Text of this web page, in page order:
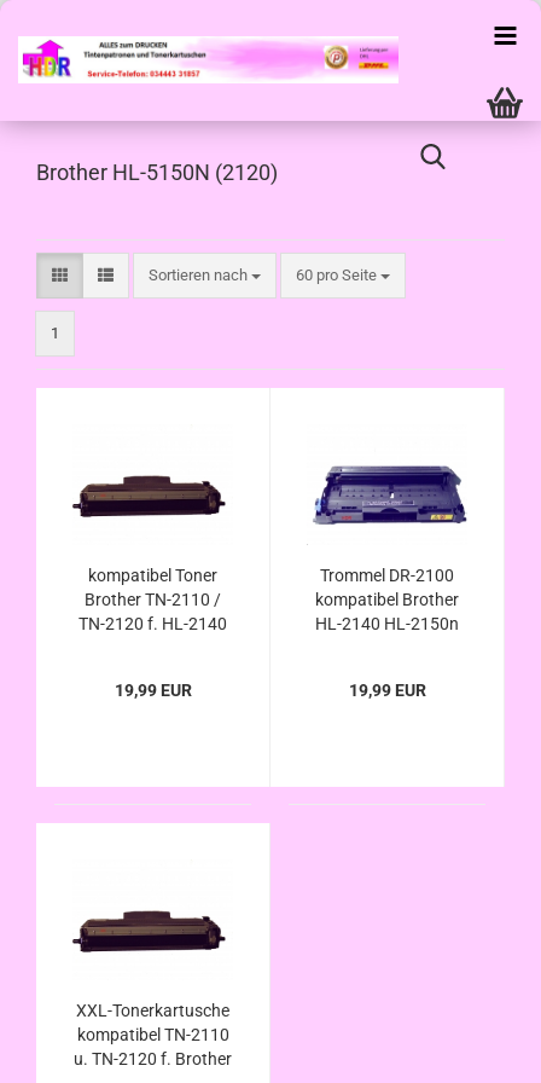
Brother HL-5150N (2120)
Sortieren nach
Sortieren nach 60 pro Seite
pro Seite
1
kompatibel Toner
Brother TN-2110 /
TN-2120 f. HL-2140
DCP-7040 DCP-
19,99 EUR
Trommel DR-2100
kompatibel Brother
HL-2140 HL-2150n
DCP-7045n MFC-
19,99 EUR
XXL-Tonerkartusche
kompatibel TN-2110
u. TN-2120 f. Brother